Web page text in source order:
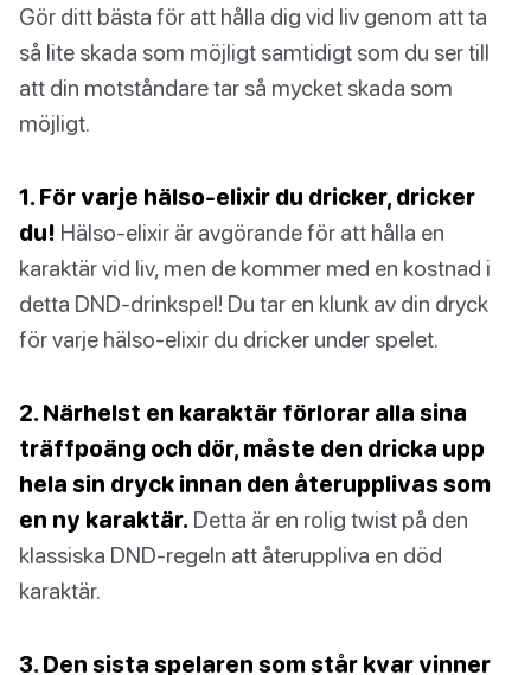
Gör ditt bästa för att hålla dig vid liv genom att ta
så lite skada som möjligt samtidigt som du ser till
att din motståndare tar så mycket skada som
möjligt.
1. För varje hälso-elixir du dricker, dricker
du! Hälso-elixir är avgörande för att hålla en
karaktär vid liv, men de kommer med en kostnad i
detta DND-drinkspel! Du tar en klunk av din dryck
för varje hälso-elixir du dricker under spelet.
2. Närhelst en karaktär förlorar alla sina
träffpoäng och dör, måste den dricka upp
hela sin dryck innan den återupplivas som
en ny karaktär. Detta är en rolig twist på den
klassiska DND-regeln att återuppliva en död
karaktär.
3. Den sista spelaren som står kvar vinner